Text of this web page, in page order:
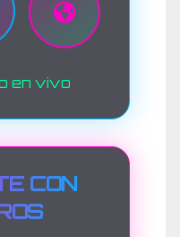
en vivo
CON